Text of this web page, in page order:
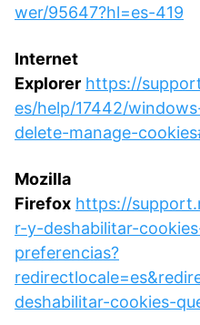
wer/95647?hl=es-419
Internet
Explorer https://
es/help/17442/
delete-manage-
Mozilla
Firefox https://
r-y-deshabilitar-
preferencias?
deshabilitar-cookies-